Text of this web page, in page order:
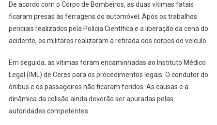
De acordo com o Corpo de Bombeiros, as duas vítimas fatais
ficaram presas às ferragens do automóvel. Após os trabalhos
periciais realizados pela Polícia Científica e a liberação da cena do
acidente, os militares realizaram a retirada dos corpos do veículo.
Em seguida, as vítimas foram encaminhadas ao Instituto Médico
Legal (IML) de Ceres para os procedimentos legais. O condutor do
ônibus e os passageiros não ficaram feridos. As causas e a
dinâmica da colisão ainda deverão ser apuradas pelas
autoridades competentes.